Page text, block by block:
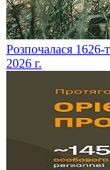
​Розпочалася 1626-
2026 г.